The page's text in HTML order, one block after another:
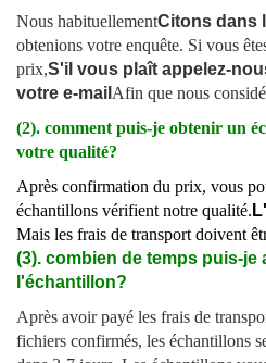
Nous habituellementCitons dans
obtenions votre enquête. Si vous
prix,S'il vous plaît appelez-
votre e-mail Afin que nous
(2). comment puis-je obtenir un
votre qualité?
Après confirmation du prix, vous
échantillons vérifient notre qualité.
Mais les frais de transport doivent
(3). combien de temps puis-
l'échantillon?
Après avoir payé les frais de
fichiers confirmés, les échantillons